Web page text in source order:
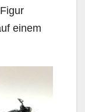
einem